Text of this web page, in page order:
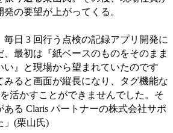
の要望が上がってくる。
毎日 3 回行う点検の記録アプリ開発に
、最初は『紙ベースのものをそのまま
い』と現場から望まれていたのです
みると画面が縦長になり、タグ機能な
活かすことができませんでした。そ
る Claris パートナーの株式会社サポ
」(栗山氏)